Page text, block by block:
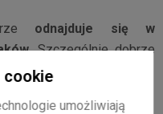
odnajduje się w
. Szczególnie dobrze
cookie
umożliwiają